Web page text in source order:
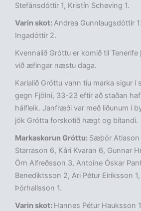
Stefánsdóttir 1, Kristín Scheving 1.
Varin skot:Andrea Gunnlaugsdóttir
Ingadóttir 2.
Kvennalið Gróttu er komið til Tenerife
við æfingar næstu daga.
Karlalið Gróttu vann tíu marka sigur í
gegn Fjölni, 33-23 eftir að staðan
hálfleik. Janfræði var með liðunum í
jók Grótta forskotið hægt og bítandi.
Markaskorun Gróttu: Sæþór Atlason
Starrason 6, Kári Kvaran 6, Gunnar
Örn Alfreðsson 3, Antoine Óskar
Benediktsson 2, Ari Pétur Eiríksson
Þórhallsson 1.
Varin skot: Hannes Pétur Hauksson